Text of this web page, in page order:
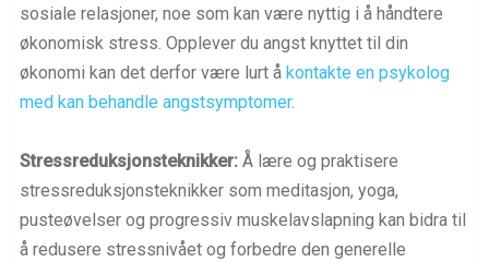
sosiale relasjoner, noe som kan være nyttig i å håndtere
økonomisk stress. Opplever du angst knyttet til din
økonomi kan det derfor være lurt å kontakte en psykolog
med kan behandle angstsymptomer.
Stressreduksjonsteknikker: Å lære og praktisere
stressreduksjonsteknikker som meditasjon, yoga,
pusteøvelser og progressiv muskelavslapning kan bidra til
å redusere stressnivået og forbedre den generelle